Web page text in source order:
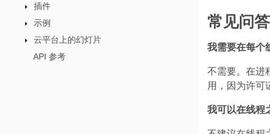
插件
示例
云平台上的幻灯片
API 参考
常见问答
我需要在每个
不需要。在进
用，因为许可
我可以在线程